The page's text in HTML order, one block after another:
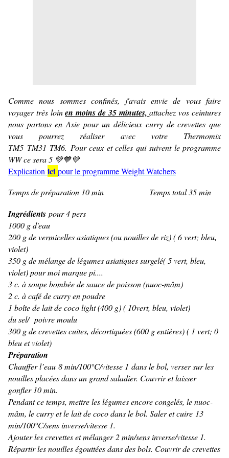
Comme nous sommes confinés, j'avais envie de vous faire
voyager très loinen moins de 35 minutes,attachez vos ceintures
nous partons en Asie pour un délicieux curry de crevettes que
vous pourrez réaliser avec votre Thermomix
TM5 TM31 TM6. Pour ceux et celles qui suivent le programme
WW ce sera 5 💚💙💜
Explication ici pour le programme Weight Watchers
Temps de préparation 10 min Temps total 35 min
Ingrédients pour 4 pers
1000 g d'eau
200 g de vermicelles asiatiques (ou nouilles de riz) ( 6 vert; bleu,
violet)
350 g de mélange de légumes asiatiques surgelé( 5 vert, bleu,
violet) pour moi marque pi....
3 c. à soupe bombée de sauce de poisson (nuoc-mâm)
2 c. à café de curry en poudre
1 boîte de lait de coco light (400 g) ( 10vert, bleu, violet)
du sel/ poivre moulu
300 g de crevettes cuites, décortiquées (600 g entières) ( 1 vert; 0
bleu et violet)
Préparation
Chauffer l’eau 8 min/100°C/vitesse 1 dans le bol, verser sur les
nouilles placées dans un grand saladier. Couvrir et laisser
gonfler 10 min.
Pendant ce temps, mettre les légumes encore congelés, le nuoc-
mâm, le curry et le lait de coco dans le bol. Saler et cuire 13
min/100°C/sens inverse/vitesse 1.
Ajouter les crevettes et mélanger 2 min/sens inverse/vitesse 1.
Répartir les nouilles égouttées dans des bols. Couvrir de crevettes